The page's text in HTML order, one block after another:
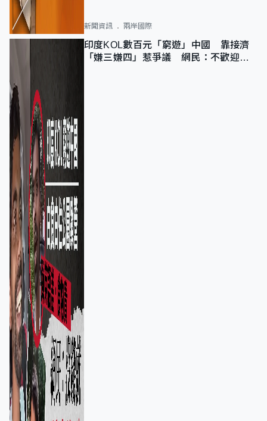
新聞資訊 兩岸國際
印度KOL數百元「窮遊」中國 靠接濟
「嫌三嫌四」惹爭議 網民：不歡迎劣